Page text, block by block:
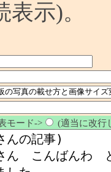
表示)。
モード-> (適当に改行